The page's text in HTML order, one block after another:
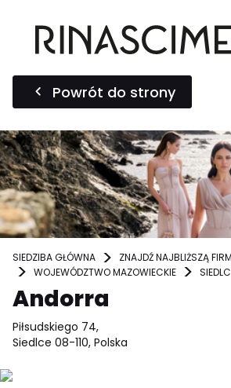
Powrót do strony
SIEDZIBA GŁÓWNA ZNAJDŹ NAJBLIŻSZĄ
WOJEWÓDZTWO MAZOWIECKIE
Andorra
Piłsudskiego 74,
Siedlce 08-110, Polska